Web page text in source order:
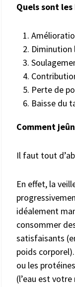
Quels sont
Diminution
Perte de
Baisse du
Comment
Il faut tout
En effet, la
idéalement
consommer
satisfaisants
poids
ou les
(l’eau est